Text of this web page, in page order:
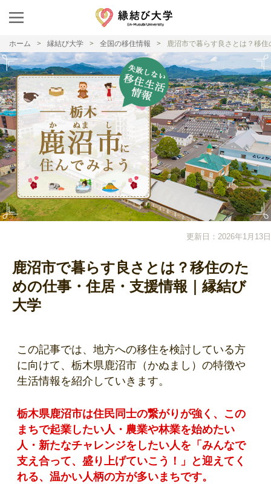
ホーム 縁結び大学 全国の移住情報 鹿沼市で暮らす良さとは？移
更新日：2026年1月13日
鹿沼市で暮らす良さとは？移住のた
めの仕事・住居・支援情報｜縁結び
大学
この記事では、地方への移住を検討している方
に向けて、栃木県鹿沼市（かぬまし）の特徴や
生活情報を紹介していきます。
栃木県鹿沼市は住民同士の繋がりが強く、この
まちで起業したい人・農業や林業を始めたい
人・新たなチャレンジをしたい人を「みんなで
支え合って、盛り上げていこう！」と迎えてく
れる、温かい人柄の方が多いまちです。